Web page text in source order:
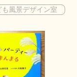
も風景デザイン室